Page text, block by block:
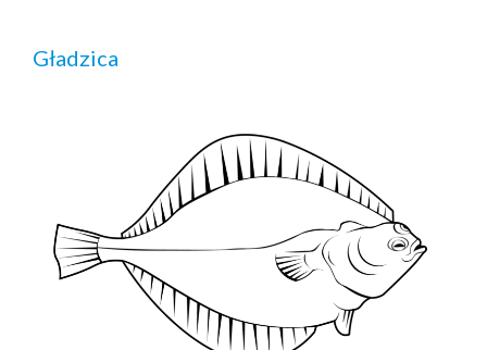
Gładzica